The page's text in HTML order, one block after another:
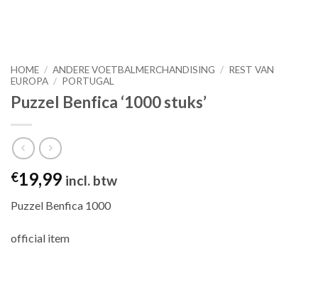
HOME / ANDERE VOETBALMERCHANDISING / REST VAN
EUROPA / PORTUGAL
Puzzel Benfica ‘1000 stuks’
€19,99 incl. btw
Puzzel Benfica 1000
official item